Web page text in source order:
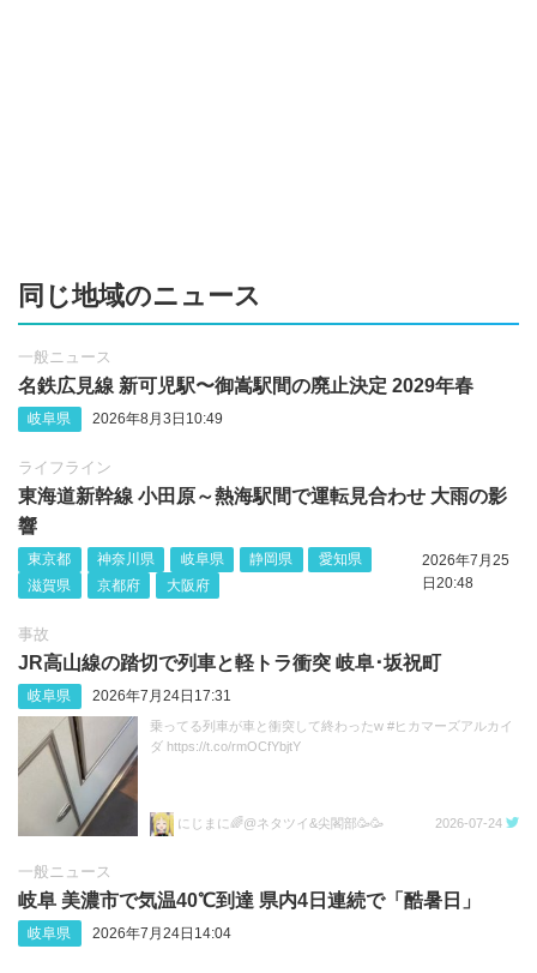
同じ地域のニュース
一般ニュース
名鉄広見線 新可児駅〜御嵩駅間の廃止決定 2029年春
岐阜県 2026年8月3日10:49
ライフライン
東海道新幹線 小田原～熱海駅間で運転見合わせ 大雨の影
響
東京都 神奈川県 岐阜県 静岡県
愛知県
滋賀県
京都府 大阪府
2026年7月25
日20:48
事故
JR高山線の踏切で列車と軽トラ衝突 岐阜･坂祝町
岐阜県 2026年7月24日17:31
乗ってる列車が車と衝突して終わったw #ヒカマーズアルカイ
ダ https://t.co/rmOCfYbjtY
にじまに🌈@ネタツイ&尖閣部🥳🥳 2026-07-24
一般ニュース
岐阜 美濃市で気温40℃到達 県内4日連続で「酷暑日」
岐阜県 2026年7月24日14:04